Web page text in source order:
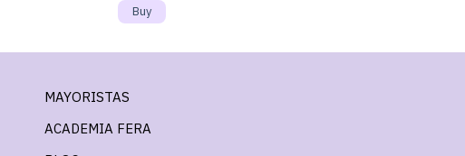
MAYORISTAS
ACADEMIA FERA